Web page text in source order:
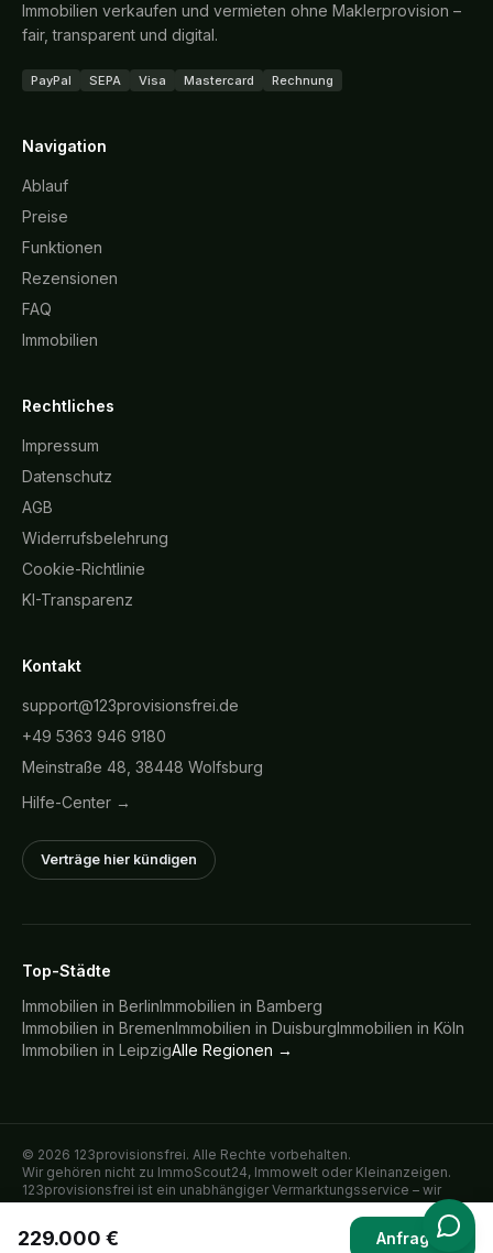
229.000 € Anfragen
Immobilien verkaufen und vermieten ohne Maklerprovision –
fair, transparent und digital.
PayPal SEPA Visa Mastercard Rechnung
Navigation
Ablauf
Preise
Funktionen
Rezensionen
FAQ
Immobilien
Rechtliches
Impressum
Datenschutz
AGB
Widerrufsbelehrung
Cookie-Richtlinie
KI-Transparenz
Kontakt
support@123provisionsfrei.de
+49 5363 946 9180
Meinstraße 48, 38448 Wolfsburg
Hilfe-Center →
Verträge hier kündigen
Top-Städte
Immobilien in BerlinImmobilien in Bamberg
Immobilien in BremenImmobilien in DuisburgImmobilien in Köln
Immobilien in LeipzigAlle Regionen →
© 2026 123provisionsfrei. Alle Rechte vorbehalten.
Wir gehören nicht zu ImmoScout24, Immowelt oder Kleinanzeigen.
123provisionsfrei ist ein unabhängiger Vermarktungsservice – wir
inserieren Immobilien ausschließlich im direkten Auftrag der
verkaufenden oder vermietenden Eigentümer auf den genannten
Plattformen.